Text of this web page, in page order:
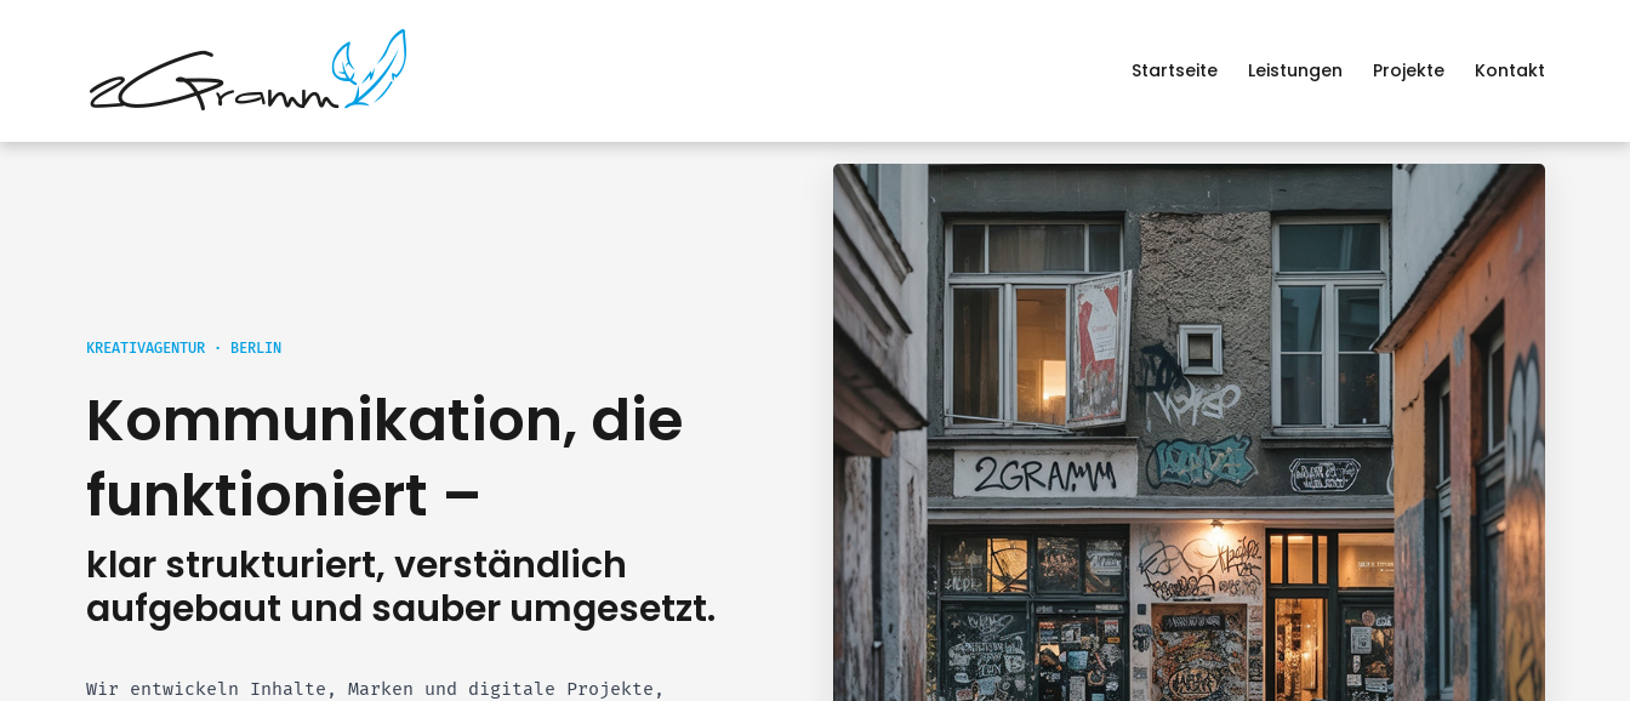
Startseite Leistungen Projekte Kontakt
KREATIVAGENTUR · BERLIN
Kommunikation, die
funktioniert –
klar strukturiert, verständlich
aufgebaut und sauber umgesetzt.
Wir entwickeln Inhalte, Marken und digitale Projekte,